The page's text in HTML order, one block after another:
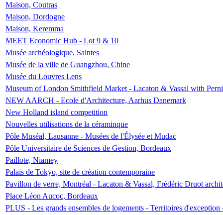
Maison, Coutras
Maison, Dordogne
Maison, Keremma
MEET Economic Hub - Lot 9 & 10
Musée archéologique, Saintes
Musée de la ville de Guangzhou, Chine
Musée du Louvres Lens
Museum of London Smithfield Market - Lacaton & Vassal with
NEW AARCH - Ecole d'Architecture, Aarhus Danemark
New Holland island competition
Nouvelles utilisations de la céraminque
Pôle Muséal, Lausanne - Musées de l'Élysée et Mudac
Pôle Universitaire de Sciences de Gestion, Bordeaux
Paillote, Niamey
Palais de Tokyo, site de création contemporaine
Pavillon de verre, Montréal - Lacaton & Vassal, Frédéric Druot
Place Léon Aucoc, Bordeaux
PLUS - Les grands ensembles de logements - Territoires